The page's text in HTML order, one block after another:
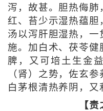
泻，故甚。胆热侮
红、苔少示湿热蕴胆
汤以泻肝胆湿热，
施。加白术、茯苓健
脾，又可培土生金
（肾）之势，佐玄
白茅根清热养阴，又
【